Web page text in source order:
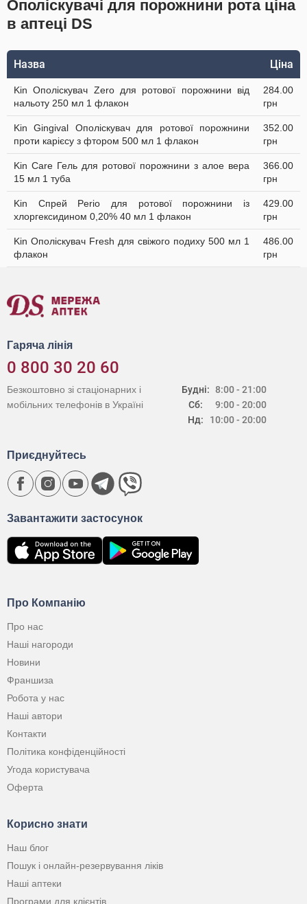
Ополіскувачі для порожнини рота ціна
в аптеці DS
Назва Ціна
Kin Ополіскувач Zero для ротової порожнини від
нальоту 250 мл 1 флакон
284.00
грн
Kin Gingival Ополіскувач для ротової порожнини
проти карієсу з фтором 500 мл 1 флакон
352.00
грн
Kin Care Гель для ротової порожнини з алое вера
15 мл 1 туба
366.00
грн
Kin Спрей Perio для ротової порожнини із
хлоргексидином 0,20% 40 мл 1 флакон
429.00
грн
Kin Ополіскувач Fresh для свіжого подиху 500 мл 1
флакон
486.00
грн
Гаряча лінія
0 800 30 20 60
Будні:
Сб:
Нд:
8:00 - 21:00
9:00 - 20:00
10:00 - 20:00
Безкоштовно зі стаціонарних і
мобільних телефонів в Україні
Про Компанію
Про нас
Наші нагороди
Новини
Франшиза
Робота у нас
Наші автори
Контакти
Політика конфіденційності
Угода користувача
Оферта
Корисно знати
Наш блог
Пошук і онлайн-резервування ліків
Наші аптеки
Програми для клієнтів
Завантажити застосунок
Приєднуйтесь